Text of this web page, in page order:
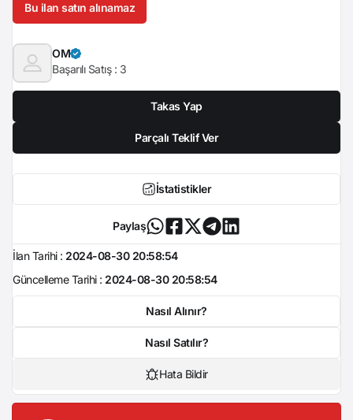
Bu ilan satın alınamaz
OM
Başarılı Satış : 3
Takas Yap
Parçalı Teklif Ver
İstatistikler
Paylaş
İlan Tarihi : 2024-08-30 20:58:54
Güncelleme Tarihi : 2024-08-30 20:58:54
Nasıl Alınır?
Nasıl Satılır?
Hata Bildir